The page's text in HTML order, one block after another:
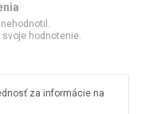
svoje hodnotenie.
za informácie na